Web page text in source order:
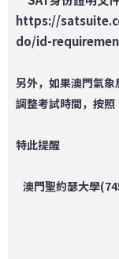
https://
do/id-
另外，如果澳門氣
調整考試時間，按照
特此提醒
澳門聖約瑟大學